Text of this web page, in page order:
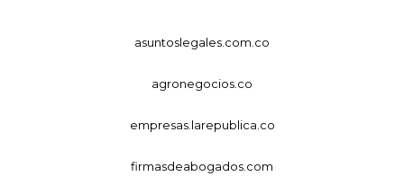
asuntoslegales.com.co
agronegocios.co
empresas.larepublica.co
firmasdeabogados.com